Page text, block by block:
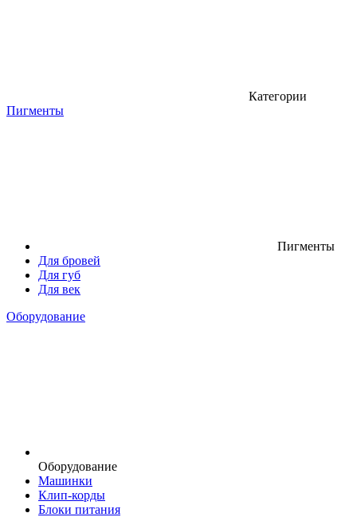
Категории
Пигменты
Пигменты
Для бровей
Для губ
Для век
Оборудование
Оборудование
Машинки
Клип-корды
Блоки питания